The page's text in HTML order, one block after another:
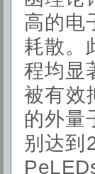
高的电
耗散。
程均显
被有效
的外量
别达到